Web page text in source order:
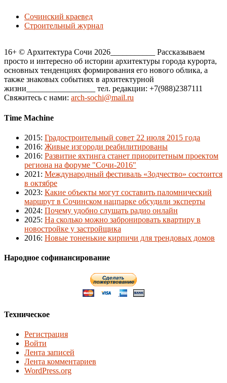
Сочинский краевед
Строительный журнал
16+ © Архитектура Сочи 2026___________ Рассказываем
просто и интересно об истории архитектуры города курорта,
основных тенденциях формирования его нового облика, а
также знаковых событиях в архитектурной
жизни_________________ тел. редакции: +7(988)2387111
Свяжитесь с нами: arch-sochi@mail.ru
Time Machine
2015: Градостроительный совет 22 июля 2015 года
2016: Живые изгороди реабилитированы
2016: Развитие яхтинга станет приоритетным проектом
региона на форуме "Сочи-2016"
2021 : Международный фестиваль «Зодчество» состоится
в октябре
2023: Какие объекты могут составить паломнический
маршрут в Сочинском нацпарке обсудили эксперты
2024: Почему удобно слушать радио онлайн
2025: На сколько можно забронировать квартиру в
новостройке у застройщика
2016: Новые тоненькие кирпичи для трендовых домов
Народное софинансирование
Техническое
Регистрация
Войти
Лента записей
Лента комментариев
WordPress.org